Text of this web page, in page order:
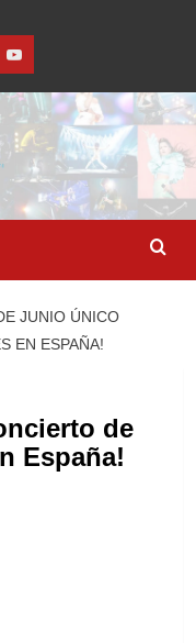
YouTube
JUNIO ÚNICO
EN ESPAÑA!
de
España!